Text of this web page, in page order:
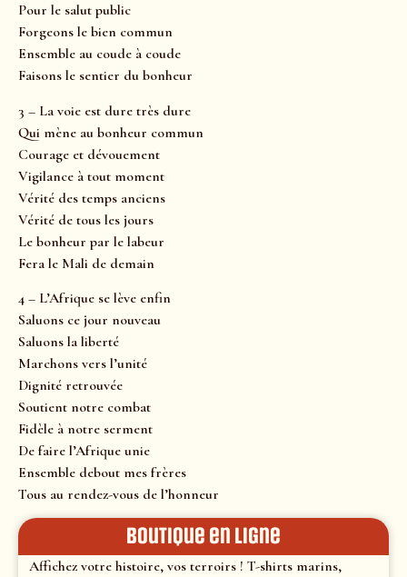
Pour le salut public
Forgeons le bien commun
Ensemble au coude à coude
Faisons le sentier du bonheur
3 – La voie est dure très dure
Qui mène au bonheur commun
Courage et dévouement
Vigilance à tout moment
Vérité des temps anciens
Vérité de tous les jours
Le bonheur par le labeur
Fera le Mali de demain
4 – L’Afrique se lève enfin
Saluons ce jour nouveau
Saluons la liberté
Marchons vers l’unité
Dignité retrouvée
Soutient notre combat
Fidèle à notre serment
De faire l’Afrique unie
Ensemble debout mes frères
Tous au rendez-vous de l’honneur
Boutique en ligne
Affichez votre histoire, vos terroirs ! T-shirts marins,